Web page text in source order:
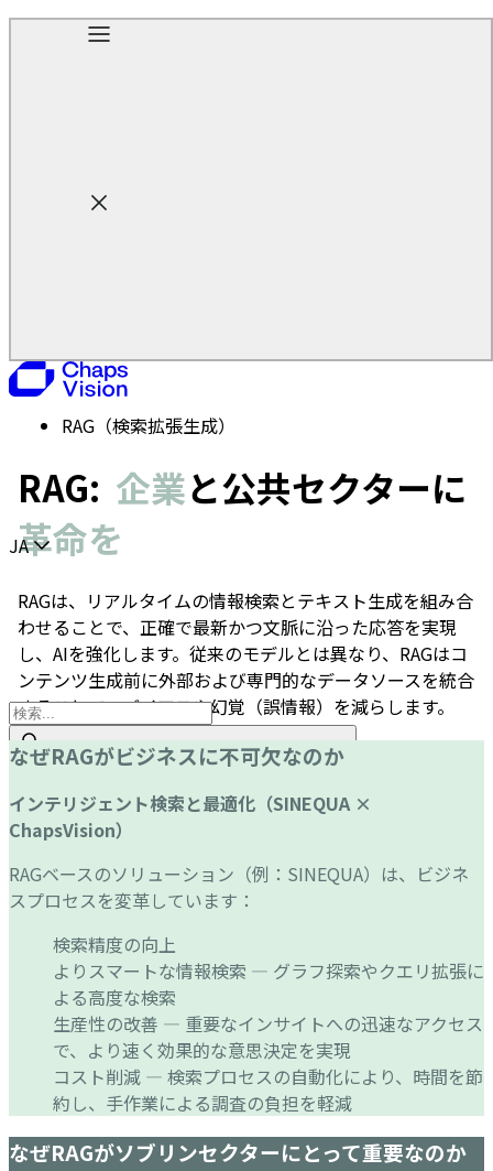
Choisir la langue
JA
お問い合わせ
ホーム
RAG（検索拡張生成）
RAG: 企業と公共セクターに
革命を
RAGは、リアルタイムの情報検索とテキスト生成を組み合
わせることで、正確で最新かつ文脈に沿った応答を実現
し、AIを強化します。従来のモデルとは異なり、RAGはコ
ンテンツ生成前に外部および専門的なデータソースを統合
することで、バイアスや幻覚（誤情報）を減らします。
なぜRAGがビジネスに不可欠なのか
インテリジェント検索と最適化（SINEQUA ×
ChapsVision）
RAGベースのソリューション（例：SINEQUA）は、ビジネ
スプロセスを変革しています：
検索精度の向上
よりスマートな情報検索 — グラフ探索やクエリ拡張に
よる高度な検索
生産性の改善 — 重要なインサイトへの迅速なアクセス
で、より速く効果的な意思決定を実現
コスト削減 — 検索プロセスの自動化により、時間を節
約し、手作業による調査の負担を軽減
なぜRAGがソブリンセクターにとって重要なのか